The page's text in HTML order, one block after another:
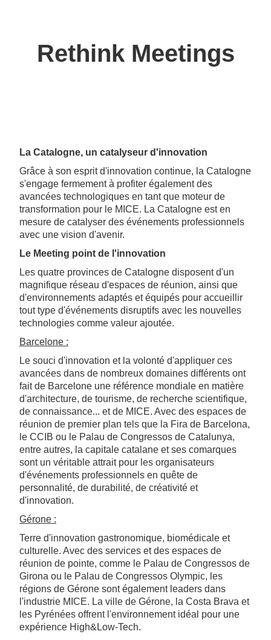
Rethink Meetings
La Catalogne, un catalyseur d'innovation
Grâce à son esprit d'innovation continue, la Catalogne
s'engage fermement à profiter également des
avancées technologiques en tant que moteur de
transformation pour le MICE. La Catalogne est en
mesure de catalyser des événements professionnels
avec une vision d'avenir.
Le Meeting point de l'innovation
Les quatre provinces de Catalogne disposent d'un
magnifique réseau d'espaces de réunion, ainsi que
d'environnements adaptés et équipés pour accueillir
tout type d'événements disruptifs avec les nouvelles
technologies comme valeur ajoutée.
Barcelone :
Le souci d'innovation et la volonté d'appliquer ces
avancées dans de nombreux domaines différents ont
fait de Barcelone une référence mondiale en matière
d'architecture, de tourisme, de recherche scientifique,
de connaissance... et de MICE. Avec des espaces de
réunion de premier plan tels que la Fira de Barcelona,
le CCIB ou le Palau de Congressos de Catalunya,
entre autres, la capitale catalane et ses comarques
sont un véritable attrait pour les organisateurs
d'événements professionnels en quête de
personnalité, de durabilité, de créativité et
d'innovation.
Gérone :
Terre d'innovation gastronomique, biomédicale et
culturelle. Avec des services et des espaces de
réunion de pointe, comme le Palau de Congressos de
Girona ou le Palau de Congressos Olympic, les
régions de Gérone sont également leaders dans
l'industrie MICE. La ville de Gérone, la Costa Brava et
les Pyrénées offrent l'environnement idéal pour une
expérience High&Low-Tech.